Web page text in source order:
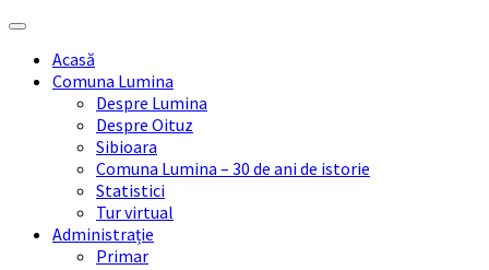
Skip
content
Skip
sidebar
Skip
right
sidebar
Skip
footerAcasă
Comuna Lumina
Despre Lumina
Despre Oituz
Sibioara
Comuna Lumina – 30 de ani de istorie
Statistici
Tur virtual
Administrație
Primar